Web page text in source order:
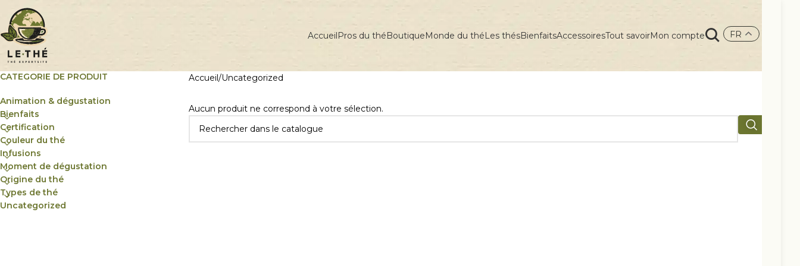
AccueilPros du théBoutiqueMonde du théLes thésBienfaitsAccessoiresTout savoirMon compte FR
CATEGORIE DE PRODUIT
Animation & dégustation
Bienfaits
Certification
Couleur du thé
Infusions
Moment de dégustation
Origine du thé
Types de thé
Uncategorized
Accueil Uncategorized
Aucun produit ne correspond à votre sélection.